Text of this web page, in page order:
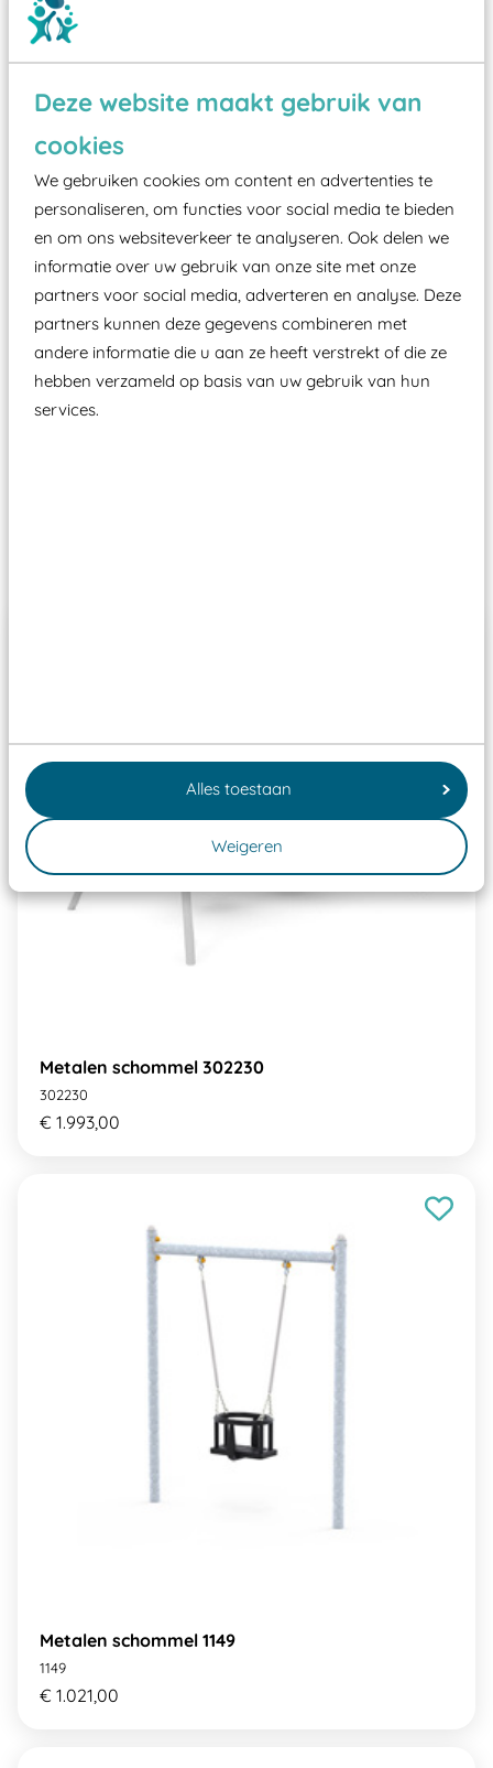
Deze website maakt gebruik van
cookies
We gebruiken cookies om content en advertenties te
personaliseren, om functies voor social media te bieden
en om ons websiteverkeer te analyseren. Ook delen we
informatie over uw gebruik van onze site met onze
partners voor social media, adverteren en analyse. Deze
partners kunnen deze gegevens combineren met
andere informatie die u aan ze heeft verstrekt of die ze
hebben verzameld op basis van uw gebruik van hun
services.
Alles toestaan
Weigeren
Wist je dat:
Vanaf een valhoogte van 1,5 meter een speciale
valondergrond onder speeltoestellen verplicht is
zoals kunstgras, rubber tegels of boomschors?
Elk speeltoestel in de openbare ruimte voorzien
moet zijn van een typekeuring, -plaatje en
certificering, uitgegeven door een Nederlands
aangewezen keuringsinstantie?
Wij ook speeltoestellen kunnen laten keuren zodat
Metalen schommel 302230
302230
€ 1.993,00
Metalen schommel 1149
1149
€ 1.021,00